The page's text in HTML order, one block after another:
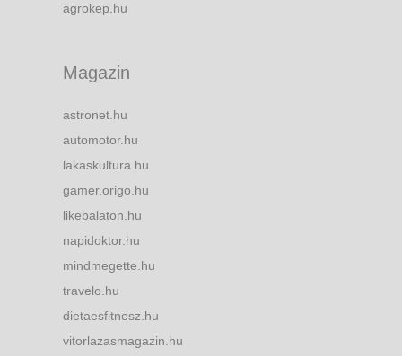
agrokep.hu
Magazin
astronet.hu
automotor.hu
lakaskultura.hu
gamer.origo.hu
likebalaton.hu
napidoktor.hu
mindmegette.hu
travelo.hu
dietaesfitnesz.hu
vitorlazasmagazin.hu